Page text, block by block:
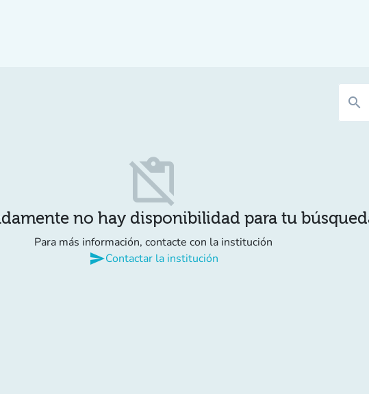
search
content_paste_off
no hay disponibilidad para tu
Para más información, contacte con la institución
sendContactar la institución